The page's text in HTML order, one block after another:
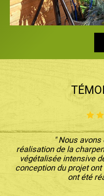
" Nous
réalisation de la
végétalisée intensive
conception du projet
ont été